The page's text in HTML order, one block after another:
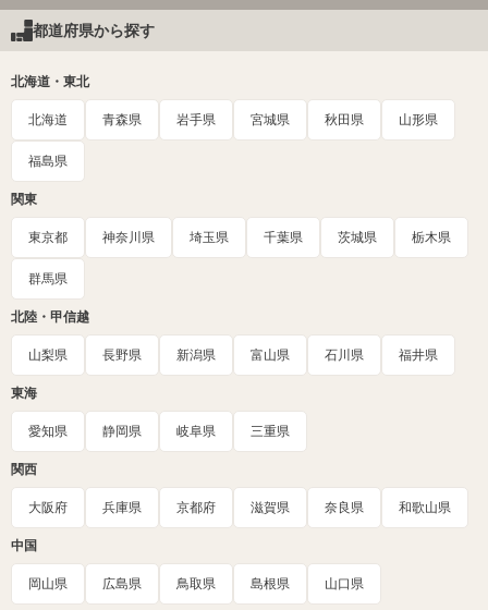
都道府県から探す
北海道・東北
北海道 青森県 岩手県 宮城県 秋田県 山形県
福島県
関東
東京都 神奈川県 埼玉県 千葉県 茨城県 栃木県
群馬県
北陸・甲信越
山梨県 長野県 新潟県 富山県 石川県 福井県
東海
愛知県 静岡県 岐阜県 三重県
関西
大阪府 兵庫県 京都府 滋賀県 奈良県 和歌山県
中国
岡山県 広島県 鳥取県 島根県 山口県